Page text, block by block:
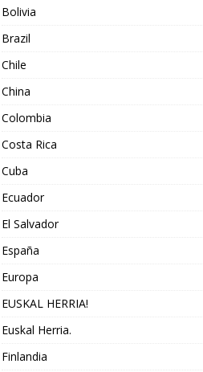
Bolivia
Brazil
Chile
China
Colombia
Costa Rica
Cuba
Ecuador
El Salvador
España
Europa
EUSKAL HERRIA!
Euskal Herria.
Finlandia